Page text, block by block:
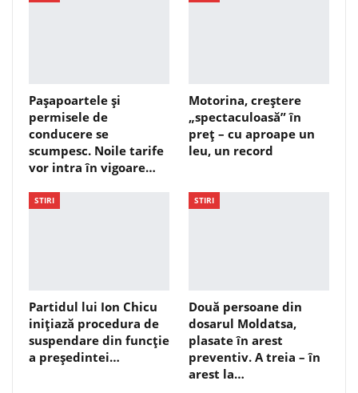
Pașapoartele și
permisele de
conducere se
scumpesc. Noile tarife
vor intra în vigoare…
Motorina, creștere
„spectaculoasă” în
preț – cu aproape un
leu, un record
STIRI
Partidul lui Ion Chicu
inițiază procedura de
suspendare din funcție
a președintei…
STIRI
Două persoane din
dosarul Moldatsa,
plasate în arest
preventiv. A treia – în
arest la…